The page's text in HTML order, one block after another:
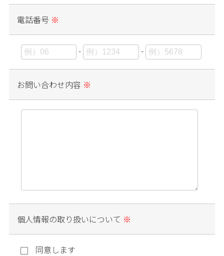
電話番号 ※
- -
お問い合わせ内容 ※
個人情報の取り扱いについて ※
同意します